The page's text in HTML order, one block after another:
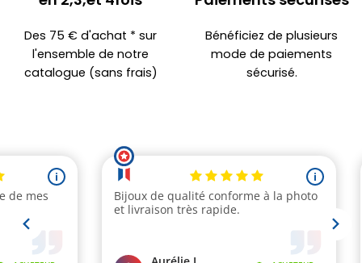
Des 75 € d'achat * sur
l'ensemble de notre
catalogue (sans frais)
Bénéficiez de plusieurs
mode de paiements
sécurisé.